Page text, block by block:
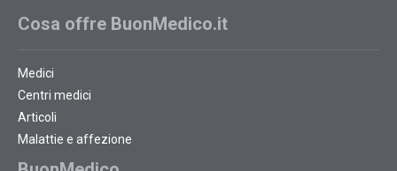
Cosa offre BuonMedico.it
Medici
Centri medici
Articoli
Malattie e affezione